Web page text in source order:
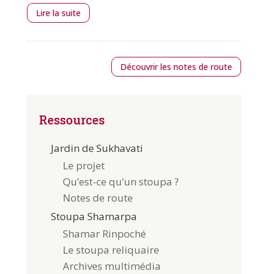
Lire la suite
Découvrir les notes de route
Ressources
Jardin de Sukhavati
Le projet
Qu’est-ce qu’un stoupa ?
Notes de route
Stoupa Shamarpa
Shamar Rinpoché
Le stoupa reliquaire
Archives multimédia